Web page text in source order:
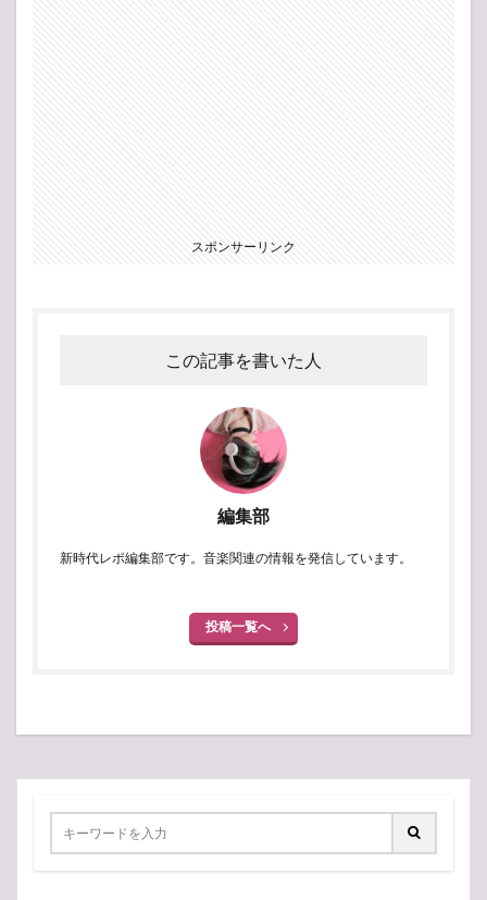
スポンサーリンク
この記事を書いた人
編集部
新時代レポ編集部です。音楽関連の情報を発信しています。
投稿一覧へ